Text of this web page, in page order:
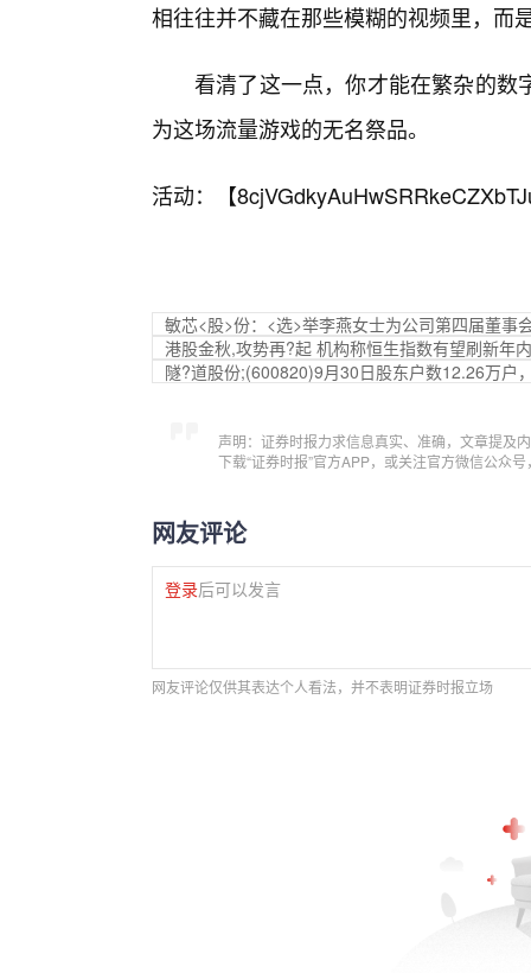
相往往并不藏在那些模糊的视频里，而
看清了这一点，你才能在繁杂的数
为这场流量游戏的无名祭品。
活动：【
敏芯<股>份：<选>举李燕女士为公司第四届董事
港股金秋,攻势再?起 机构称恒生指数有望刷新年
隧?道股份;(600820)9月30日股东户数12.26万户
声明：证券时报力求信息真实、准确，文章提及
下载“证券时报”官方APP，或关注官方微信公众
网友评论
登录后可以发言
网友评论仅供其表达个人看法，并不表明证券时报立场